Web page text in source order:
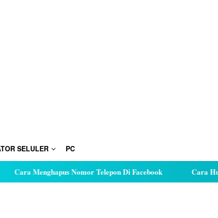
SELULER PC
Cara Menghapus Nomor Telepon Di Facebook Cara